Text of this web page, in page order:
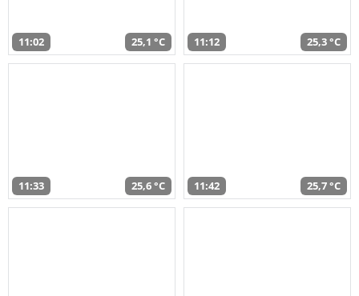
11:02 25,1 °C 11:12 25,3 °C
11:33 25,6 °C 11:42 25,7 °C